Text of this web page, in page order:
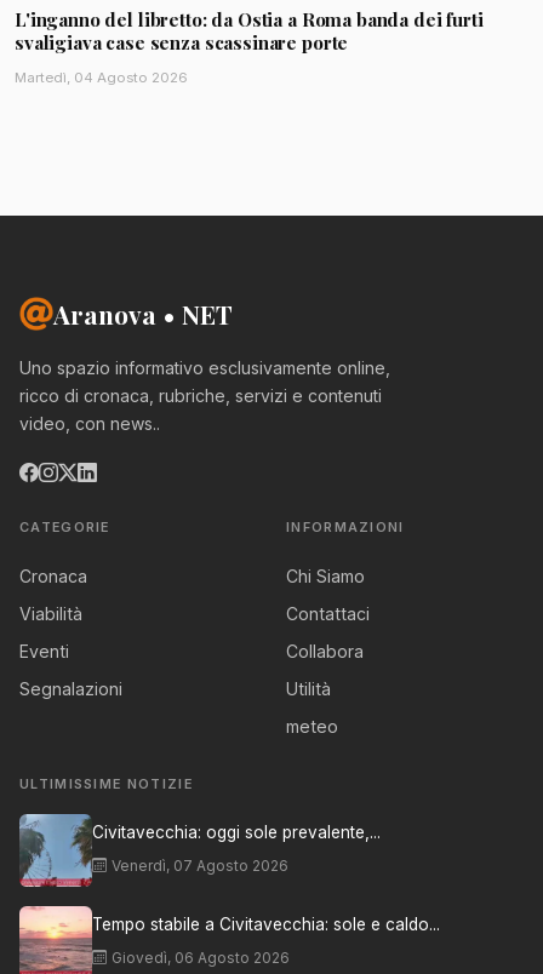
L'inganno del libretto: da Ostia a Roma banda dei furti
svaligiava case senza scassinare porte
Martedì, 04 Agosto 2026
Aranova • NET
Uno spazio informativo esclusivamente online,
ricco di cronaca, rubriche, servizi e contenuti
video, con news..
CATEGORIE
Cronaca
Viabilità
Eventi
Segnalazioni
INFORMAZIONI
Chi Siamo
Contattaci
Collabora
Utilità
meteo
ULTIMISSIME NOTIZIE
Civitavecchia: oggi sole prevalente,...
Venerdì, 07 Agosto 2026
Tempo stabile a Civitavecchia: sole e caldo...
Giovedì, 06 Agosto 2026